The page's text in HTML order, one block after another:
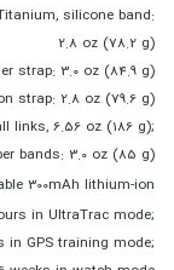
silicone band:
2.8 oz (78.2 g)
strap: 3.0 oz (84.9 g)
strap: 2.8 oz (79.6 g)
links, 6.56 oz (186 g);
bands: 3.0 oz (85 g)
300mAh lithium-ion
in UltraTrac mode;
in GPS training mode;